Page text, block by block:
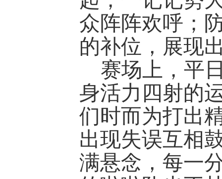
众阵阵欢呼；
的补位，展现
赛场上，平
身活力四射的
们时而为打出
出现失误互相
满悬念，每一